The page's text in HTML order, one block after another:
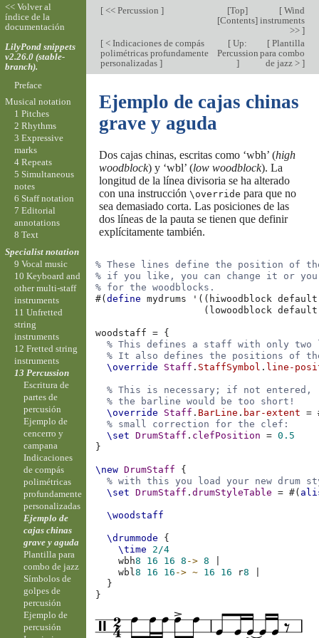
[<< Percussion ] [Top]
[Contents]
[Wind
instruments
>> ]
[< Indicaciones de compás
polimétricas profundamente
personalizadas ]
[ Up:
Percussion
]
[Plantilla
para combo
de jazz > ]
Ejemplo de cajas chinas
grave y aguda
Dos cajas chinas, escritas como ‘wbh’ (high
woodblock) y ‘wbl’ (low woodblock). La
longitud de la línea divisoria se ha alterado
con una instrucción \override para que no
sea demasiado corta. Las posiciones de las
dos líneas de la pauta se tienen que definir
explícitamente también.
% These lines define the position of
% if you like, you can change it or you
% for the woodblocks.
#(define mydrums ' (( hiwoodblock default
( lowoodblock default
woodstaff = {
% This defines a staff with only
% It also defines the positions of
\override
Staff . StaffSymbol . line-
% This is necessary; if not entered,
% the barline would be too short!
\override
Staff . BarLine . bar-extent =
% small correction for the clef:
\set
DrumStaff . clefPosition = 0.5
}
\new DrumStaff
{
% with this you load your new drum
\set
DrumStaff .drumStyleTable = #(
\woodstaff
\drummode
{
\time
2/4
wbh8 16 16 8 -> 8
wbl8 16 16 -> ~ 16 16 r8
}
}
<< Volver al
índice de la
documentación
LilyPond snippets
v2.26.0 (stable-
branch).
Preface
Musical notation
1 Pitches
2 Rhythms
3 Expressive
marks
4 Repeats
5 Simultaneous
notes
6 Staff notation
7 Editorial
annotations
8 Text
Specialist notation
9 Vocal music
10 Keyboard and
other multi-staff
instruments
11 Unfretted
string
instruments
12 Fretted string
instruments
13 Percussion
Escritura de
partes de
percusión
Ejemplo de
cencerro y
campana
Indicaciones
de compás
polimétricas
profundamente
personalizadas
Ejemplo de
cajas chinas
grave y aguda
Plantilla para
combo de jazz
Símbolos de
golpes de
percusión
Ejemplo de
percusión